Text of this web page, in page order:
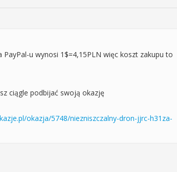
u wynosi 1$=4,15PLN więc koszt zakupu to
ciągle podbijać swoją okazję
okazja/5748/niezniszczalny-dron-jjrc-h31za-